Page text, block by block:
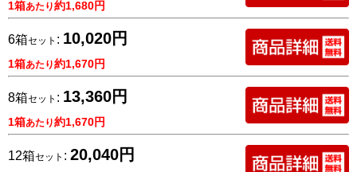
1箱あたり約1,680円
6箱セット : 10,020円
1箱あたり約1,670円
8箱セット : 13,360円
1箱あたり約1,670円
12箱セット : 20,040円